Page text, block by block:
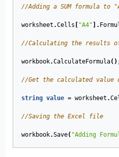
//Adding a SUM formula to
worksheet .Cells "A4" ].
//Calculating the results
workbook.CalculateFormula
//Get the calculated
string value = worksheet .
//Saving the Excel file
workbook.Save( "Adding